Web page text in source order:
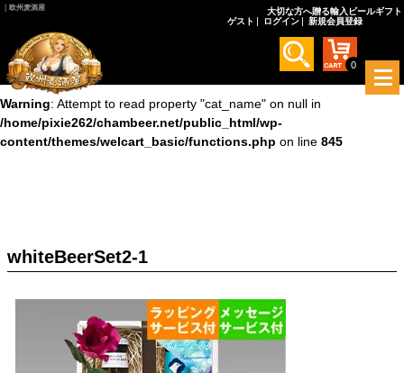
/home/pixie262/chambeer.net/public_html/wp-
content/themes/welcart_basic/functions.php
on line 845
Warning: Attempt to read property "cat_name" on null in
/home/pixie262/chambeer.net/public_html/wp-
content/themes/welcart_basic/functions.php on line 845
｜欧州麦酒屋
大切な方へ贈る輸入ビールギフト
ゲスト
ログイン 新規会員登録
0
メ
ニ
whiteBeerSet2-1